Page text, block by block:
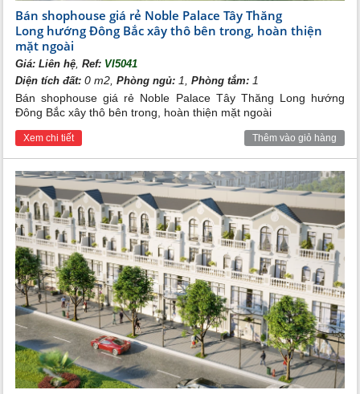
Bán shophouse giá rẻ Noble Palace Tây Thăng
Long hướng Đông Bắc xây thô bên trong, hoàn thiện
mặt ngoài
Giá:Liên hệ,Ref: VI5041
Diện tích đất: 0 m2,Phòng ngủ: 1,Phòng tắm: 1
Bán shophouse giá rẻ Noble Palace Tây Thăng Long hướng
Đông Bắc xây thô bên trong, hoàn thiện mặt ngoài
Xem chi tiết Thêm vào giỏ hàng